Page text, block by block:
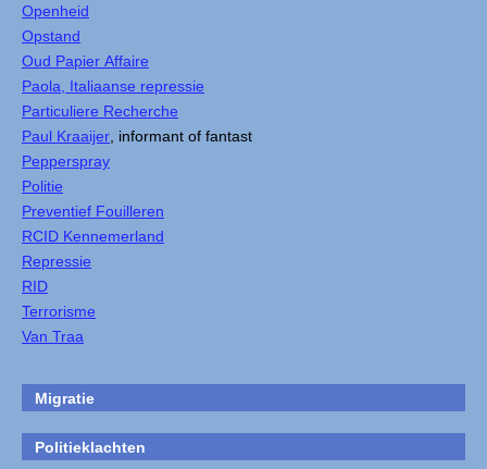
Openheid
Opstand
Oud Papier Affaire
Paola, Italiaanse repressie
Particuliere Recherche
Paul Kraaijer , informant of fantast
Pepperspray
Politie
Preventief Fouilleren
RCID Kennemerland
Repressie
RID
Terrorisme
Van Traa
Migratie
Politieklachten